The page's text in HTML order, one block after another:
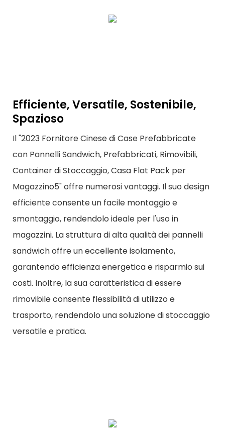
Efficiente, Versatile, Sostenibile,
Spazioso
Il "2023 Fornitore Cinese di Case Prefabbricate
con Pannelli Sandwich, Prefabbricati, Rimovibili,
Container di Stoccaggio, Casa Flat Pack per
Magazzino5" offre numerosi vantaggi. Il suo design
efficiente consente un facile montaggio e
smontaggio, rendendolo ideale per l'uso in
magazzini. La struttura di alta qualità dei pannelli
sandwich offre un eccellente isolamento,
garantendo efficienza energetica e risparmio sui
costi. Inoltre, la sua caratteristica di essere
rimovibile consente flessibilità di utilizzo e
trasporto, rendendolo una soluzione di stoccaggio
versatile e pratica.